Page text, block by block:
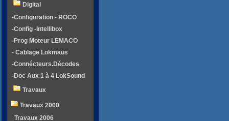
Digital
-Configuration - ROCO
-Config -Intellibox
-Prog Moteur LEMACO
- Cablage Lokmaus
-Connécteurs.Décodes
-Doc Aux 1 à 4 LokSound
Travaux
Travaux 2000
Travaux 2006